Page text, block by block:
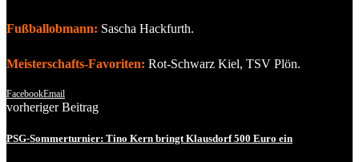
Fußballobmann: Sascha Hackfurth.
Meisterschafts-Favoriten: Rot-Schwarz Kiel, TSV Plön.
FacebookEmail
vorheriger Beitrag
PSG-Sommerturnier: Tino Kern bringt Klausdorf 500 Euro ein